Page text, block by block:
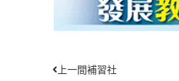
上一間補習社